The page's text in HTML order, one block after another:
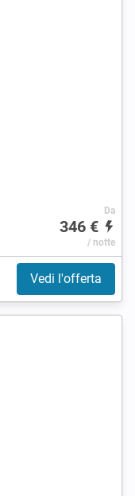
Da
346 €
/ notte
Vedi l'offerta